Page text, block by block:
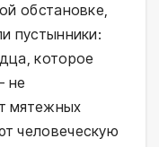
обстановке,
пустынники:
которое
не
мятежных
человеческую